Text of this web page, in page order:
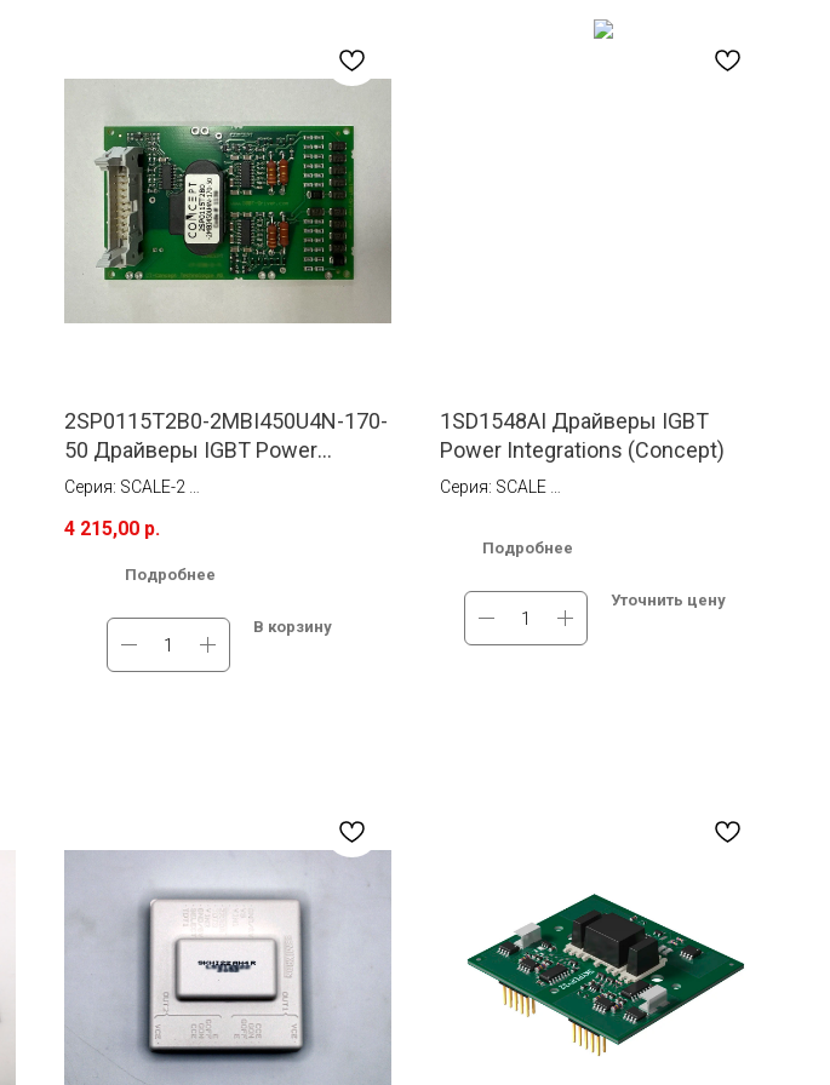
2SP0115T2B0-2MBI450U4N-170-
50 Драйверы IGBT Power
Integrations (Concept)
Серия: SCALE-2
Тип монтажа: Монтируется
Мах. High Side Voltage (В): Dual-Channel
Plug-and-Play Driver
Мах. High Side Voltage (В)2: 1700 В
4 215,00 р.
Подробнее
В корзину
1SD1548AI Драйверы IGBT
Power Integrations (Concept)
Серия: SCALE
Тип монтажа: Установка в коннектор на
печатной плате
Мах. High Side Voltage (В): Single-Channel
Driver Core
Мах. High Side Voltage (В)2: 1700 В
Подробнее
Уточнить цену